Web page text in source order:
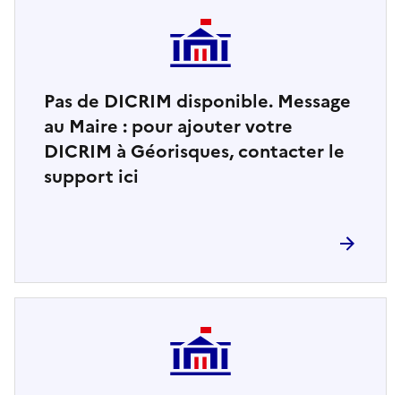
Pas de DICRIM disponible. Message
au Maire : pour ajouter votre
DICRIM à Géorisques, contacter le
support ici